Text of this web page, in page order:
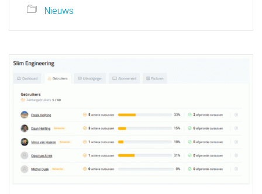
Nieuws